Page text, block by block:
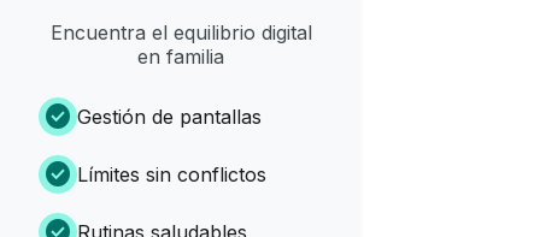
Encuentra el equilibrio digital
en familia
check_circle Gestión de pantallas
check_circle Límites sin conflictos
Rutinas saludables